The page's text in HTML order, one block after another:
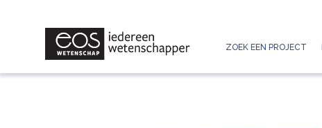
ZOEK EEN PROJECT